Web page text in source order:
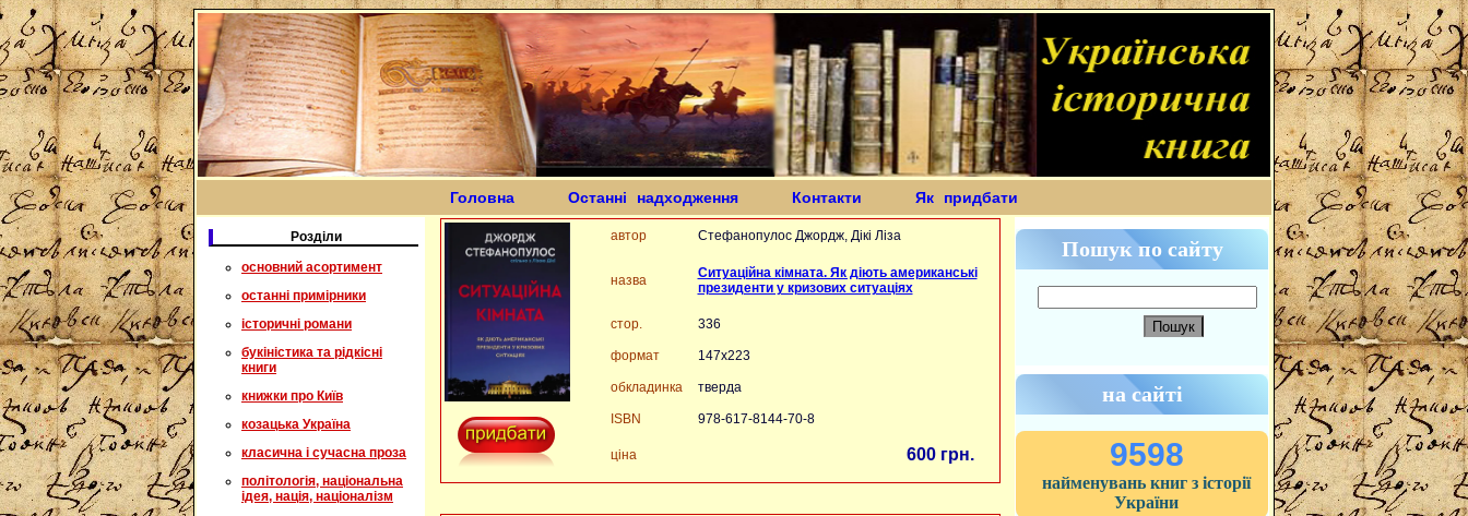
Головна Останні надходження Контакти Як придбати
Розділи
основний асортимент
останні примірники
історичні романи
букіністика та рідкісні
книги
книжки про Київ
козацька Україна
класична і сучасна проза
політологія, національна
ідея, нація, націоналізм
автор Стефанопулос Джордж, Дікі Ліза
назва
Ситуаційна кімната. Як діють американські
президенти у кризових ситуаціях
стор. 336
формат 147х223
обкладинка тверда
ISBN 978-617-8144-70-8
ціна 600 грн.
Пошук по сайту
на сайті
9598
найменувань книг з історії
України